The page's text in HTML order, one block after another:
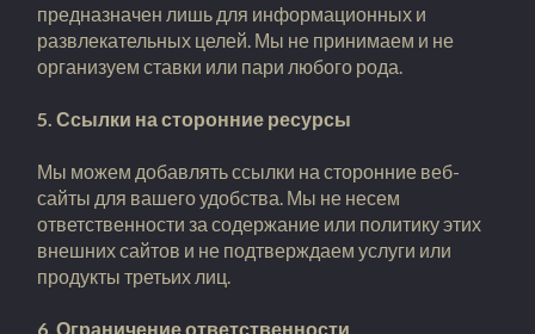
предназначен лишь для информационных и
развлекательных целей. Мы не принимаем и не
организуем ставки или пари любого рода.
5. Ссылки на сторонние ресурсы
Мы можем добавлять ссылки на сторонние веб-
сайты для вашего удобства. Мы не несем
ответственности за содержание или политику этих
внешних сайтов и не подтверждаем услуги или
продукты третьих лиц.
6. Ограничение ответственности